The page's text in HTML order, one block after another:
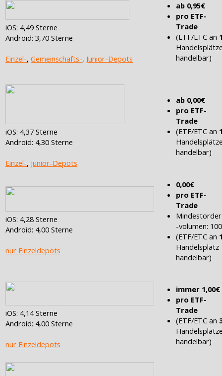
iOS: 4,49 Sterne
Android: 3,70 Sterne
Einzel-, Gemeinschafts-, Junior-Depots
ab 0,95€
pro ETF-
Trade
(ETF/ETC an
handelbar)
iOS: 4,37 Sterne
Android: 4,30 Sterne
Einzel-, Junior-Depots
ab 0,00€
pro ETF-
Trade
(ETF/ETC an
handelbar)
iOS: 4,28 Sterne
Android: 4,00 Sterne
nur Einzeldepots
0,00€
pro ETF-
Trade
Mindestorder
-volumen:
(ETF/ETC an
Handelsplatz
handelbar)
iOS: 4,14 Sterne
Android: 4,00 Sterne
nur Einzeldepots
immer 1,00€
pro ETF-
Trade
(ETF/ETC an
handelbar)